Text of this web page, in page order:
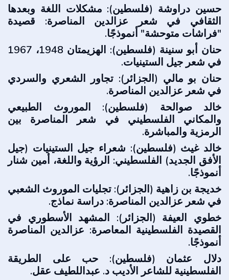
حسين دراوشة (فلسطين): مشكلات اللغة وبعدها
الثقافي في شعر عزالدين المناصرة: قصيدة
"فراشات متوحشة" أنموذجًا.
حنان أبو سنينة (فلسطين): الهزيمتان 1948، 1967
في شعر جيل الستينيات.
حنان بو مالي (الجزائر): تجاور الشعري والسردي
في شعر عزالدين المناصرة.
خالد صوالحة (فلسطين): الموروث الطبيعي
والمكاني الفلسطيني في شعر المناصرة بين
الرمزية والمباشرة.
خالد غيث (فلسطين): شعراء جيل الستينيات (جيل
الأفق الجديد) الفلسطيني: الرؤية واللغة، أمين شنار
أنموذجًا.
خديجة بن زاهية (الجزائر): تجليات الموروث الشعبي
في شعر عزالدين المناصرة: دراسة نماذج.
خطوي العيفة (الجزائر): المشهد الأسطوري في
القصيدة الفلسطينية المعاصرة: عزالدين المناصرة
أنموذجًا.
دلال عثمان (فلسطين): حب على الطريقة
الفلسطينية للشاعر الأديب د. عبداللطيف عقل.